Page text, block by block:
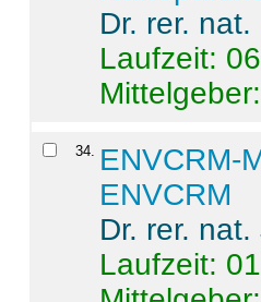
Dr. rer.
Laufzeit:
34. ENVCRM-
ENVCRM
Dr. rer.
Laufzeit: